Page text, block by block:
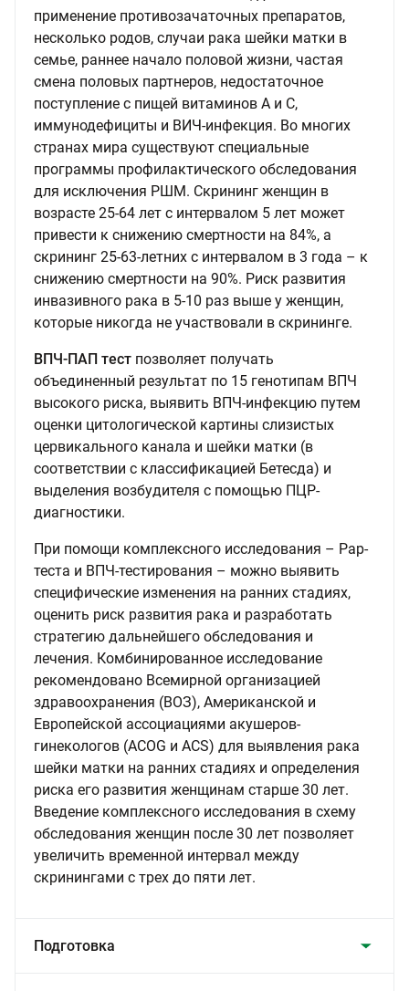
применение противозачаточных препаратов,
несколько родов, случаи рака шейки матки в
семье, раннее начало половой жизни, частая
смена половых партнеров, недостаточное
поступление с пищей витаминов А и С,
иммунодефициты и ВИЧ-инфекция. Во многих
странах мира существуют специальные
программы профилактического обследования
для исключения РШМ. Скрининг женщин в
возрасте 25-64 лет с интервалом 5 лет может
привести к снижению смертности на 84%, а
скрининг 25-63-летних с интервалом в 3 года – к
снижению смертности на 90%. Риск развития
инвазивного рака в 5-10 раз выше у женщин,
которые никогда не участвовали в скрининге.
ВПЧ-ПАП тест позволяет получать
объединенный результат по 15 генотипам ВПЧ
высокого риска, выявить ВПЧ-инфекцию путем
оценки цитологической картины слизистых
цервикального канала и шейки матки (в
соответствии с классификацией Бетесда) и
выделения возбудителя с помощью ПЦР-
диагностики.
При помощи комплексного исследования – Рар-
теста и ВПЧ-тестирования – можно выявить
специфические изменения на ранних стадиях,
оценить риск развития рака и разработать
стратегию дальнейшего обследования и
лечения. Комбинированное исследование
рекомендовано Всемирной организацией
здравоохранения (ВОЗ), Американской и
Европейской ассоциациями акушеров-
гинекологов (ACOG и ACS) для выявления рака
шейки матки на ранних стадиях и определения
риска его развития женщинам старше 30 лет.
Введение комплексного исследования в схему
обследования женщин после 30 лет позволяет
увеличить временной интервал между
скринингами с трех до пяти лет.
Подготовка